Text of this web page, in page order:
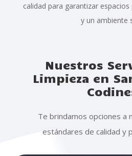
calidad para garantizar
y un ambiente
Nuestros
Limpieza en
Te brindamos opciones a
estándares de calidad y